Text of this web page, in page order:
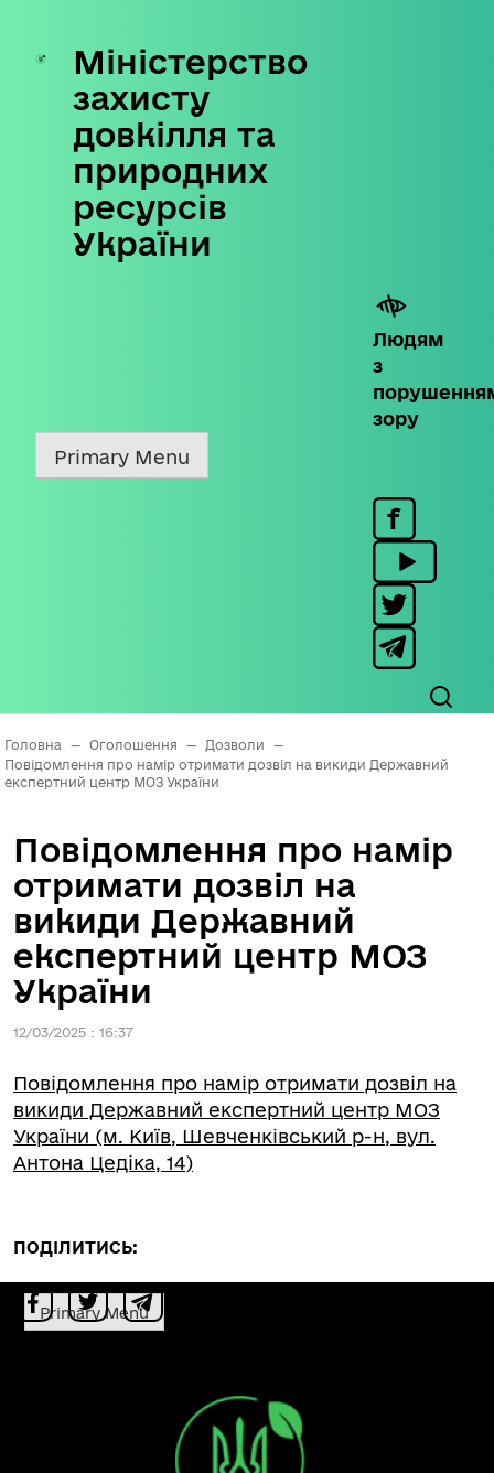
Skip
content
Міністерство
захисту
довкілля та
природних
ресурсів
України
Людям
з
зору
Primary Menu
Головна — Оголошення — Дозволи
—
Повідомлення про намір отримати дозвіл на викиди Державний
експертний центр МОЗ України
Повідомлення про намір
отримати дозвіл на
викиди Державний
експертний центр МОЗ
України
12/03/2025 : 16:37
Повідомлення про намір отримати дозвіл на
викиди Державний експертний центр МОЗ
України (м. Київ, Шевченківський р-н, вул.
Антона Цедіка, 14)
ПОДІЛИТИСЬ:
Primary Menu